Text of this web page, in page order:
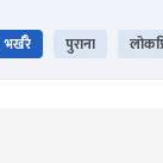
भर्खरै पुराना